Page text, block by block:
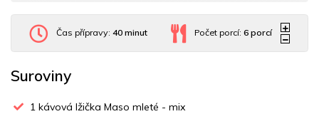
Čas přípravy: 40 minut Počet porcí:6 porcí
Suroviny
1 kávová lžička Maso mleté - mix